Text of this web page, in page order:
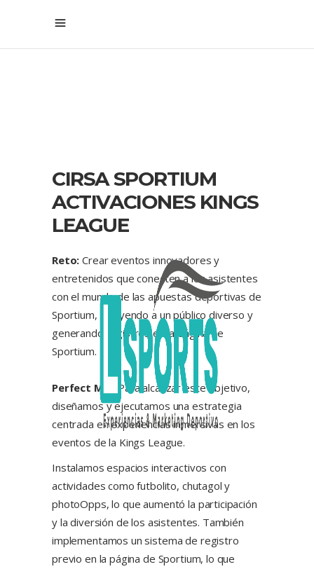
CIRSA SPORTIUM
ACTIVACIONES KINGS
LEAGUE
Reto:Crear eventos innovadores y
entretenidos que conecten a los asistentes
con el mundo de las apuestas deportivas de
Sportium, atrayendo a un público diverso y
generando registros en la página de
Sportium.
Perfect Mix:
Para alcanzar este objetivo,
diseñamos y ejecutamos una estrategia
centrada en experiencias inmersivas en los
eventos de la Kings League.
Instalamos espacios interactivos con
actividades como futbolito, chutagol y
photoOpps, lo que aumentó la participación
y la diversión de los asistentes. También
implementamos un sistema de registro
previo en la página de Sportium, lo que